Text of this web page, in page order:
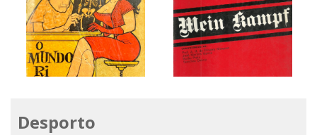
O Mundo Ri
Desporto